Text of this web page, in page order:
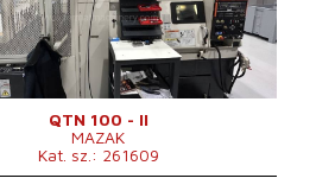
hossz
334 mm
igen
51 mm
igen
3700 kg
0 - 6000 /min.
QTN 100 - II
MAZAK
Kat. sz.: 261609